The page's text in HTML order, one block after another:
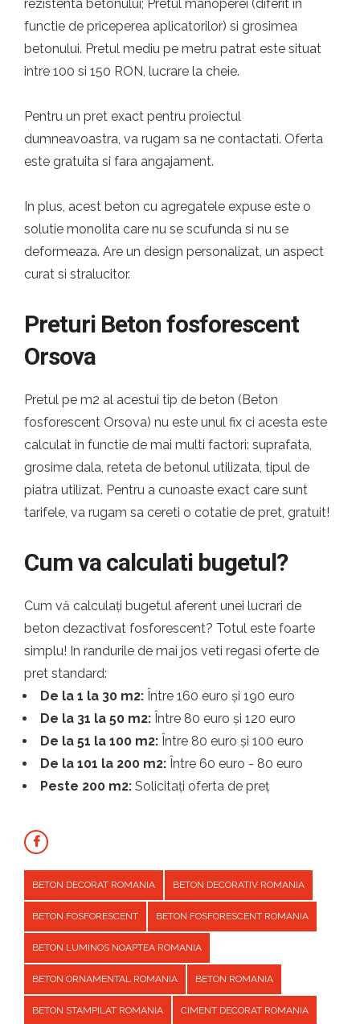
rezistenta betonului; Pretul manoperei (diferit in
functie de priceperea aplicatorilor) si grosimea
betonului. Pretul mediu pe metru patrat este situat
intre 100 si 150 RON, lucrare la cheie.
Pentru un pret exact pentru proiectul
dumneavoastra, va rugam sa ne contactati. Oferta
este gratuita si fara angajament.
In plus, acest beton cu agregatele expuse este o
solutie monolita care nu se scufunda si nu se
deformeaza. Are un design personalizat, un aspect
curat si stralucitor.
Preturi Beton fosforescent
Orsova
Pretul pe m2 al acestui tip de beton (Beton
fosforescent Orsova) nu este unul fix ci acesta este
calculat in functie de mai multi factori: suprafata,
grosime dala, reteta de betonul utilizata, tipul de
piatra utilizat. Pentru a cunoaste exact care sunt
tarifele, va rugam sa cereti o cotatie de pret, gratuit!
Cum va calculati bugetul?
Cum vă calculați bugetul aferent unei lucrari de
beton dezactivat fosforescent? Totul este foarte
simplu! In randurile de mai jos veti regasi oferte de
pret standard:
De la 1 la 30 m2: Între 160 euro și 190 euro
De la 31 la 50 m2: Între 80 euro și 120 euro
De la 51 la 100 m2: Între 80 euro și 100 euro
De la 101 la 200 m2: Între 60 euro - 80 euro
Peste 200 m2: Solicitați oferta de preț
BETON DECORAT ROMANIA BETON DECORATIV ROMANIA
BETON FOSFORESCENT BETON FOSFORESCENT ROMANIA
BETON LUMINOS NOAPTEA ROMANIA
BETON ORNAMENTAL ROMANIA BETON ROMANIA
BETON STAMPILAT ROMANIA CIMENT DECORAT ROMANIA